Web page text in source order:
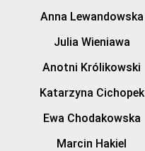
Anna Lewandowska
Julia Wieniawa
Anotni Królikowski
Katarzyna Cichopek
Ewa Chodakowska
Marcin Hakiel